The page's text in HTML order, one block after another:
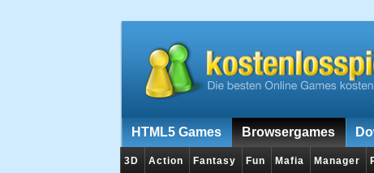
HTML5 Games Browsergames
3D Action Fantasy Fun Mafia Manager